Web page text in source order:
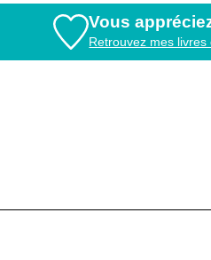
Vous
Retrouvez mes